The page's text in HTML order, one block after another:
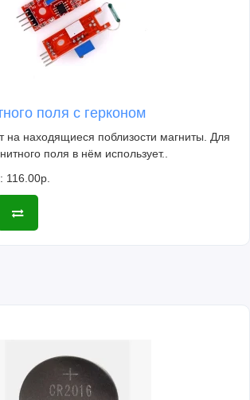
поля с герконом
на находящиеся поблизости магниты. Для
поля в нём использует..
116.00р.